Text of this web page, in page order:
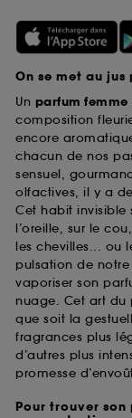
On se met au
Un parfum femme
composition
encore
chacun de nos
sensuel,
olfactives, il y a
Cet habit invisible
l’oreille, sur le
les chevilles... ou
pulsation de
vaporiser son
nuage. Cet art du
que soit la
fragrances plus
d’autres plus
promesse
Pour trouver